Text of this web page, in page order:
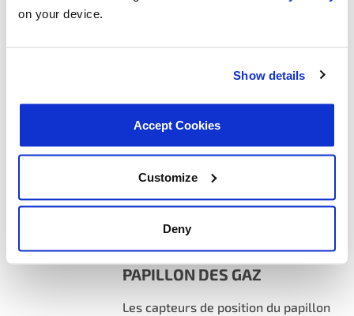
on your device.
Show details
Accept Cookies
Customize
Deny
liquide de refroidissement MotoRad
carburant de votre véhicule, de
vitesse de la transmission, et plus
encore.
Plus dinfos
CAPTEURS DE POSITION DU
PAPILLON DES GAZ
Les capteurs de position du papillon